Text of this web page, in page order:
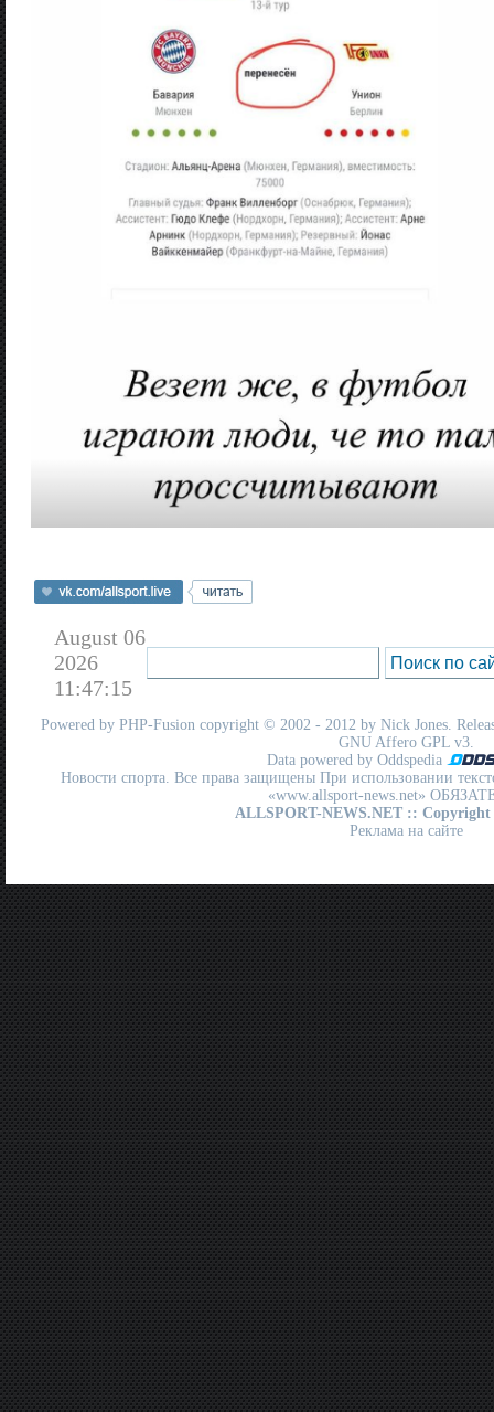
August 06
2026
11:47:15
Powered by PHP-Fusion copyright © 2002 - 2012 by Nick Jones.
GNU Affero GPL v3.
Data powered by Oddspedia
Новости спорта. Все права защищены При использовании
«www.allsport-news.net»
ALLSPORT-NEWS.NET :: Copyright
Реклама на сайте